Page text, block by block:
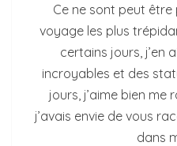
Ce ne sont peut
voyage les plus
certains jours, j’en
incroyables et des
jours, j’aime bien me
j’avais envie de vous
dans